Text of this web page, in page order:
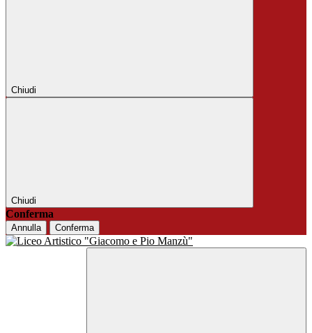
Chiudi
Chiudi
Conferma
Annulla Conferma